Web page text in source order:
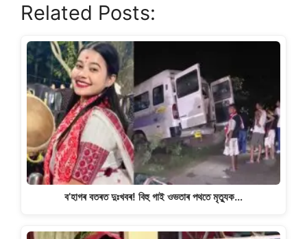
at
s
A
p
p
c
e
b
o
o
k
e
gr
a
m
y
n
k
e
Related Posts:
ব’হাগৰ বতৰত দুঃখবৰ! বিহু গাই ওভতাৰ পথতে মৃত্যুক…